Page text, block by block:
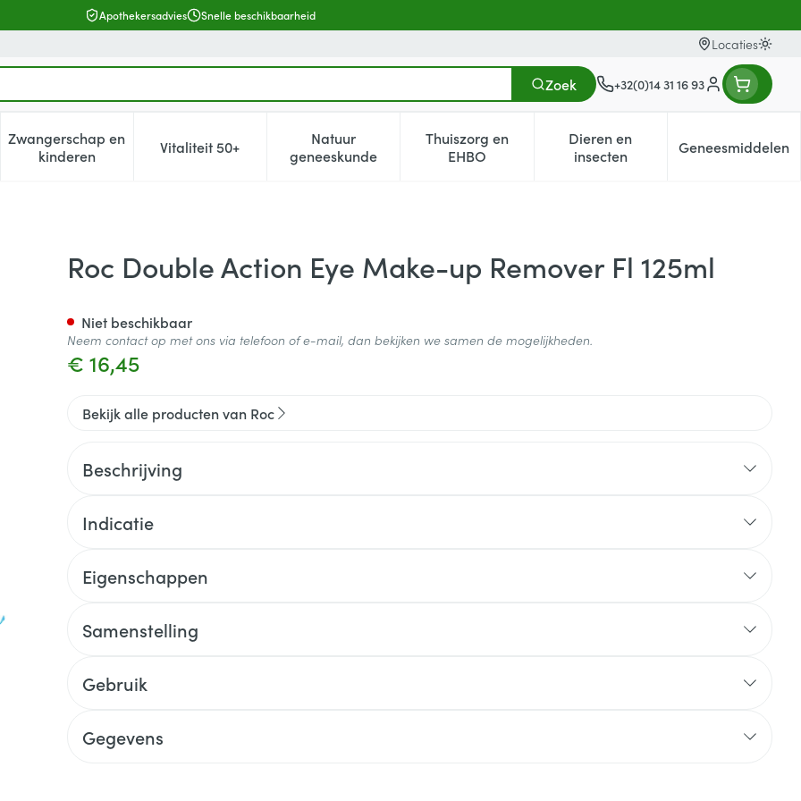
Apothekersadvies Snelle beschikbaarheid
Locaties
Zoek +32(0)14 31 16 93
Klant menu
verzorging en hygiëne categorie
voor Dieet, voeding en vitamines categorie
Zwangerschap en
kinderenToon submenu voor Zwangerschap en kinderen categorie
Vitaliteit 50+Toon submenu voor Vitaliteit 50+ categorie
Natuur
geneeskundeToon submenu voor Natuur geneeskunde categorie
Thuiszorg en
EHBOToon submenu voor Thuiszorg en EHBO categorie
Dieren en
insecten
Toon submenu voor Dieren en
Geneesmiddelen
Toon
Remover Fl 125ml
Roc Double Action Eye Make-up Remover Fl 125ml
€ 16,45
Niet beschikbaar
Neem contact op met ons via telefoon of e-mail, dan bekijken we samen de mogelijkheden.
Bekijk alle producten van Roc
Beschrijving
Indicatie
Eigenschappen
Samenstelling
Gebruik
Gegevens